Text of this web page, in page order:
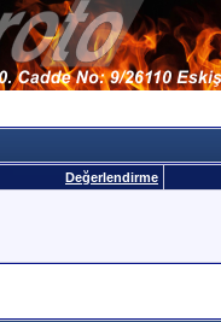
Değerlendirme